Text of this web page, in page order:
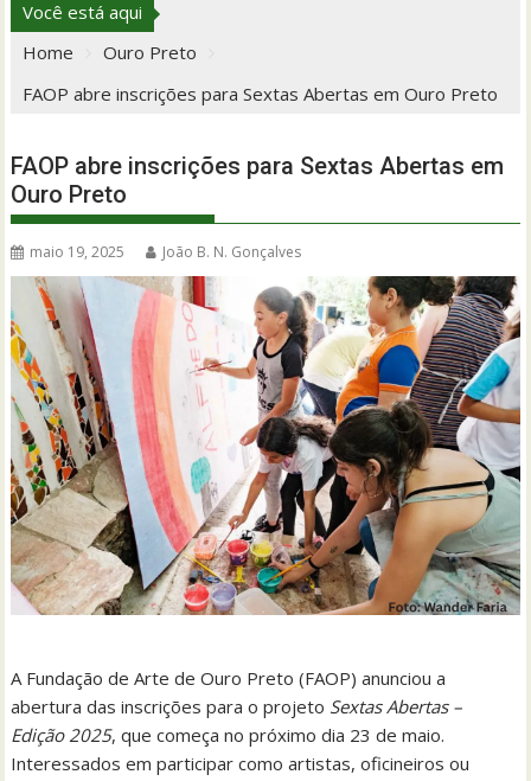
Você está aqui
Home
Ouro Preto
FAOP abre inscrições para Sextas Abertas em Ouro Preto
FAOP abre inscrições para Sextas Abertas em
Ouro Preto
maio 19, 2025 João B. N. Gonçalves
A Fundação de Arte de Ouro Preto (FAOP) anunciou a
abertura das inscrições para o projeto Sextas Abertas –
Edição 2025, que começa no próximo dia 23 de maio.
Interessados em participar como artistas, oficineiros ou